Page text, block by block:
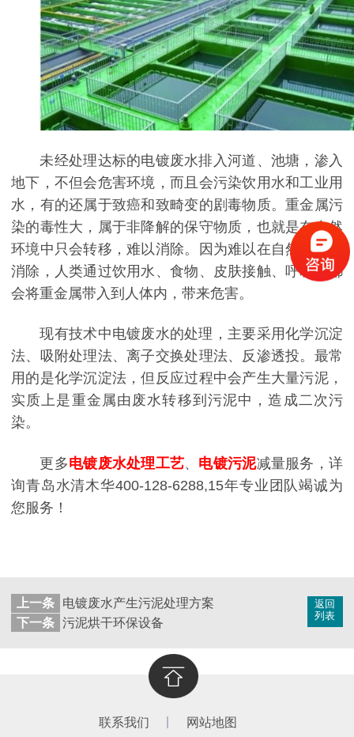
未经处理达标的电镀废水排入河道、池塘，渗入
地下，不但会危害环境，而且会污染饮用水和工业用
水，有的还属于致癌和致畸变的剧毒物质。重金属污
染的毒性大，属于非降解的保守物质，也就是在自然
环境中只会转移，难以消除。因为难以在自然环境中
消除，人类通过饮用水、食物、皮肤接触、呼吸，都
会将重金属带入到人体内，带来危害。
现有技术中电镀废水的处理，主要采用化学沉淀
法、吸附处理法、离子交换处理法、反渗透投。最常
用的是化学沉淀法，但反应过程中会产生大量污泥，
实质上是重金属由废水转移到污泥中，造成二次污
染。
更多电镀废水处理工艺、 电镀污泥减量服务，详
询青岛水清木华400-128-6288,15年专业团队竭诚为
您服务！
返回
列表
上一条
电镀废水产生污泥处理方案
下一条 污泥烘干环保设备
联系我们 网站地图